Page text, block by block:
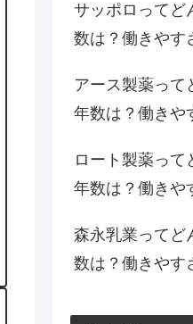
サッポロってど
数は？働きやす
アース製薬って
年数は？働きや
ロート製薬って
年数は？働きや
森永乳業ってど
数は？働きやす